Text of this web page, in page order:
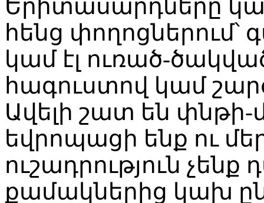
Երիտասարդները
հենց փողոցներում՝
կամ էլ ուռած-
հագուստով կամ
Ավելի շատ են փնթի-
եվրոպացի ենք ու
ուշադրություն
քամակներից կախ